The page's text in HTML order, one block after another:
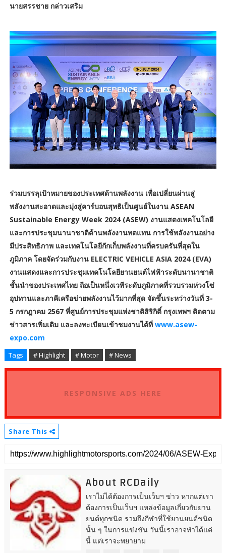
นายสรรชาย กล่าวเสริม
ร่วมบรรลุเป้าหมายของประเทศด้านพลังงาน เพื่อเปลี่ยนผ่านสู่
พลังงานสะอาดและมุ่งสู่คาร์บอนสุทธิเป็นศูนย์ในงาน ASEAN
Sustainable Energy Week 2024 (ASEW) งานแสดงเทคโนโลยี
และการประชุมนานาชาติด้านพลังงานทดแทน การใช้พลังงานอย่าง
มีประสิทธิภาพ และเทคโนโลยีกักเก็บพลังงานที่ครบครันที่สุดใน
ภูมิภาค โดยจัดร่วมกับงาน ELECTRIC VEHICLE ASIA 2024 (EVA)
งานแสดงและการประชุมเทคโนโลยียานยนต์ไฟฟ้าระดับนานาชาติ
ชั้นนำของประเทศไทย ถือเป็นหนึ่งเวทีระดับภูมิภาคที่รวบรวมห่วงโซ่
อุปทานและภาคีเครือข่ายพลังงานไว้มากที่สุด จัดขึ้นระหว่างวันที่ 3-
5 กรกฎาคม 2567 ที่ศูนย์การประชุมแห่งชาติสิริกิติ์ กรุงเทพฯ ติดตาม
ข่าวสารเพิ่มเติม และลงทะเบียนเข้าชมงานได้ที่ www.asew-
expo.com
Tags # Highlight # Motor # News
RESPONSIVE ADS HERE
Share This
About RCDaily
เราไม่ได้ต้องการเป็นเว็บฯ ข่าว หากแต่เรา
ต้องการเป็นเว็บฯ แหล่งข้อมูลเกี่ยวกับยาน
ยนต์ทุกชนิด รวมถึงกีฬาที่ใช้ยานยนต์ชนิด
นั้น ๆ ในการแข่งขัน วันนี้เราอาจทำได้แค่
นี้ แต่เราจะพยายาม